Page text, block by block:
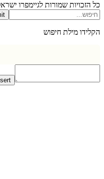
שמורות לגיימפרו ישראל © 2025
Submit
מילת חיפוש
Insert